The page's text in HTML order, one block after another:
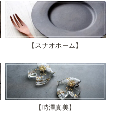
スナオホーム
時澤真美